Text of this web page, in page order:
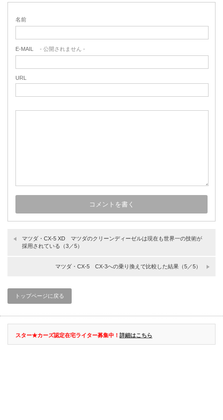
名前
E-MAIL - 公開されません -
URL
マツダ・CX-5 XD マツダのクリーンディーゼルは現在も世界一の技術が
採用されている（3／5）
マツダ・CX-5 CX-3への乗り換えで比較した結果（5／5）
トップページに戻る
スター★カーズ認定在宅ライター募集中！ 詳細はこちら